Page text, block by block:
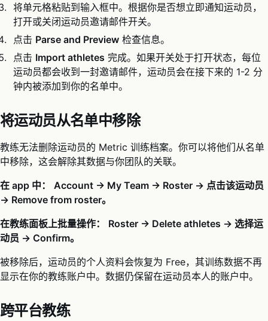
将单元格粘贴到输入框中。根据你是否想立即通知运动员，
打开或关闭运动员邀请邮件开关。
点击 Parse and Preview 检查信息。
点击 Import athletes 完成。如果开关处于打开状态，每位
运动员都会收到一封邀请邮件，运动员会在接下来的 1-2 分
钟内被添加到你的名单中。
将运动员从名单中移除
教练无法删除运动员的 Metric 训练档案。你可以将他们从名单
中移除，这会解除其数据与你团队的关联。
在 app 中：
Account → My Team → Roster → 点击该运动员
→ Remove from roster。
在教练面板上批量操作：
Roster → Delete athletes → 选择运
动员 → Confirm。
被移除后，运动员的个人资料会恢复为 Free，其训练数据不再
显示在你的教练账户中。数据仍保留在运动员本人的账户中。
跨平台教练